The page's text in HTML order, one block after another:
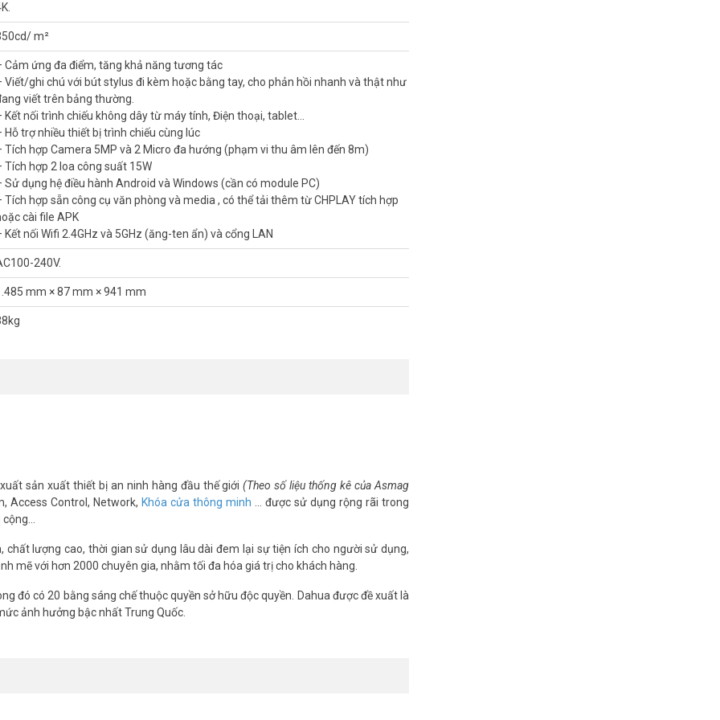
minh 4K 65 inch DAHUA LCH65-MC410-B
tương phản cao, hình ảnh sống động
người
hồi nhanh và thật như đang viết trên bảng thường.
lên đến 8m)
PC)
từ CHPLAY tích hợp hoặc cài file APK
phòng họp bao nhiêu người?
m²
Cảm ứng đa điểm, tăng khả năng tương tác
Viết/ghi chú với bút stylus đi kèm hoặc bằng tay, cho phản hồi nhanh và thật như
viết trên bảng thường.
Kết nối trình chiếu không dây từ máy tính, Điện thoại, tablet…
Hỗ trợ nhiều thiết bị trình chiếu cùng lúc
Tích hợp Camera 5MP và 2 Micro đa hướng (phạm vi thu âm lên đến 8m)
Tích hợp 2 loa công suất 15W
Sử dụng hệ điều hành Android và Windows (cần có module PC)
Tích hợp sẵn công cụ văn phòng và media , có thể tải thêm từ CHPLAY tích hợp
cài file APK
Kết nối Wifi 2.4GHz và 5GHz (ăng-ten ẩn) và cổng LAN
240V.
mm × 87 mm × 941 mm
sản xuất thiết bị an ninh hàng đầu thế giới(Theo số liệu thống kê của Asmag
Access Control, Network, Khóa cửa thông minh … được sử dụng rộng rãi trong
chất lượng cao, thời gian sử dụng lâu dài đem lại sự tiện ích cho người sử dụng,
mẽ với hơn 2000 chuyên gia, nhằm tối đa hóa giá trị cho khách hàng.
đó có 20 bằng sáng chế thuộc quyền sở hữu độc quyền. Dahua được đề xuất là
ảnh hưởng bậc nhất Trung Quốc.